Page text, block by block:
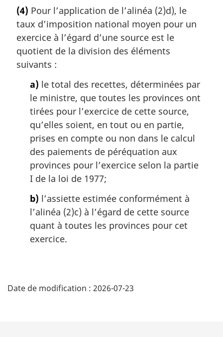
t
e
m
a
g
(4) Pour l’application de l’alinéa (2)d), le
taux d’imposition national moyen pour un
exercice à l’égard d’une source est le
quotient de la division des éléments
suivants :
a) le total des recettes, déterminées par
le ministre, que toutes les provinces ont
tirées pour l’exercice de cette source,
qu’elles soient, en tout ou en partie,
prises en compte ou non dans le calcul
des paiements de péréquation aux
provinces pour l’exercice selon la partie
I de la loi de 1977;
b) l’assiette estimée conformément à
l’alinéa (2)c) à l’égard de cette source
quant à toutes les provinces pour cet
exercice.
é
Date de modification : 2026-07-23